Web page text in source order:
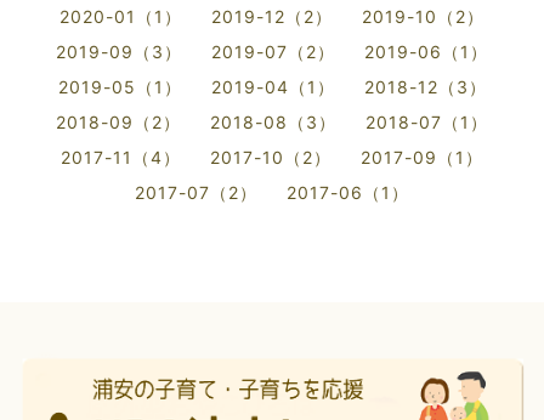
2020-01（1）
2019-12（2）
2019-10（2）
2019-09（3）
2019-07（2）
2019-06（1）
2019-05（1）
2019-04（1）
2018-12（3）
2018-09（2）
2018-08（3）
2018-07（1）
2017-11（4）
2017-10（2）
2017-09（1）
2017-07（2）
2017-06（1）